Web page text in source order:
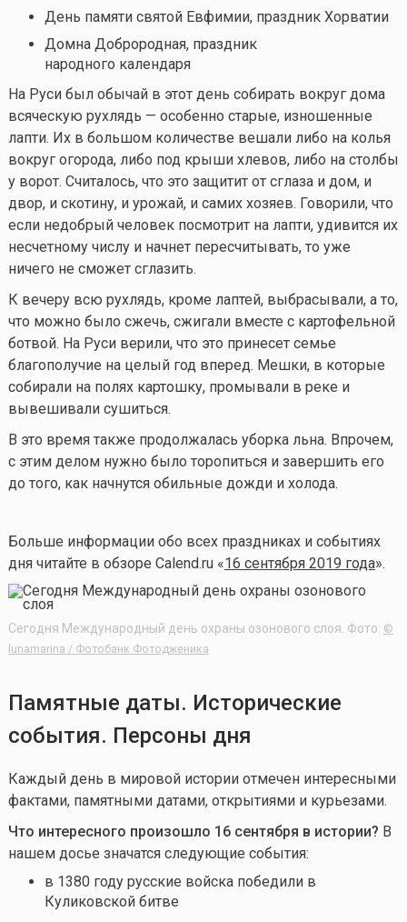
День памяти святой Евфимии, праздник Хорватии
Домна Доброродная, праздник
народного календаря
На Руси был обычай в этот день собирать вокруг дома
всяческую рухлядь — особенно старые, изношенные
лапти. Их в большом количестве вешали либо на колья
вокруг огорода, либо под крыши хлевов, либо на столбы
у ворот. Считалось, что это защитит от сглаза и дом, и
двор, и скотину, и урожай, и самих хозяев. Говорили, что
если недобрый человек посмотрит на лапти, удивится их
несчетному числу и начнет пересчитывать, то уже
ничего не сможет сглазить.
К вечеру всю рухлядь, кроме лаптей, выбрасывали, а то,
что можно было сжечь, сжигали вместе с картофельной
ботвой. На Руси верили, что это принесет семье
благополучие на целый год вперед. Мешки, в которые
собирали на полях картошку, промывали в реке и
вывешивали сушиться.
В это время также продолжалась уборка льна. Впрочем,
с этим делом нужно было торопиться и завершить его
до того, как начнутся обильные дожди и холода.
Больше информации обо всех праздниках и событиях
дня читайте в обзоре Calend.ru «16 сентября 2019 года».
Сегодня Международный день охраны озонового слоя. Фото: ©
lunamarina / Фотобанк Фотодженика
Памятные даты. Исторические
события. Персоны дня
Каждый день в мировой истории отмечен интересными
фактами, памятными датами, открытиями и курьезами.
Что интересного произошло 16 сентября в истории? В
нашем досье значатся следующие события:
в 1380 году русские войска победили в
Куликовской битве